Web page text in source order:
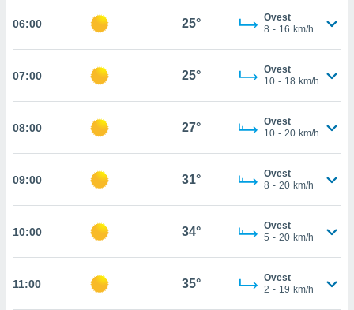
simili,
per
IMPOSTAZIONI
06:00 25°
Ovest
8 - 16 km/h
07:00 25°
Ovest
10 - 18 km/h
08:00 27°
Ovest
10 - 20 km/h
09:00 31°
Ovest
8 - 20 km/h
10:00 34°
Ovest
5 - 20 km/h
11:00 35°
Ovest
2 - 19 km/h